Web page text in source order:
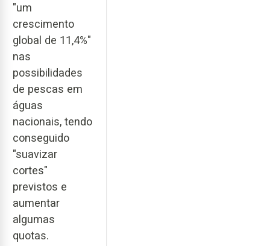
"um
crescimento
global de 11,4%"
nas
possibilidades
de pescas em
águas
nacionais, tendo
conseguido
"suavizar
cortes"
previstos e
aumentar
algumas
quotas.